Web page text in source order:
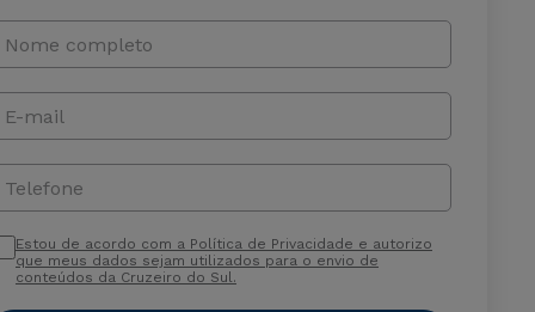
Nome completo
E-mail
Telefone
Estou de acordo com a Política de Privacidade e autorizo
que meus dados sejam utilizados para o envio de
conteúdos da Cruzeiro do Sul.